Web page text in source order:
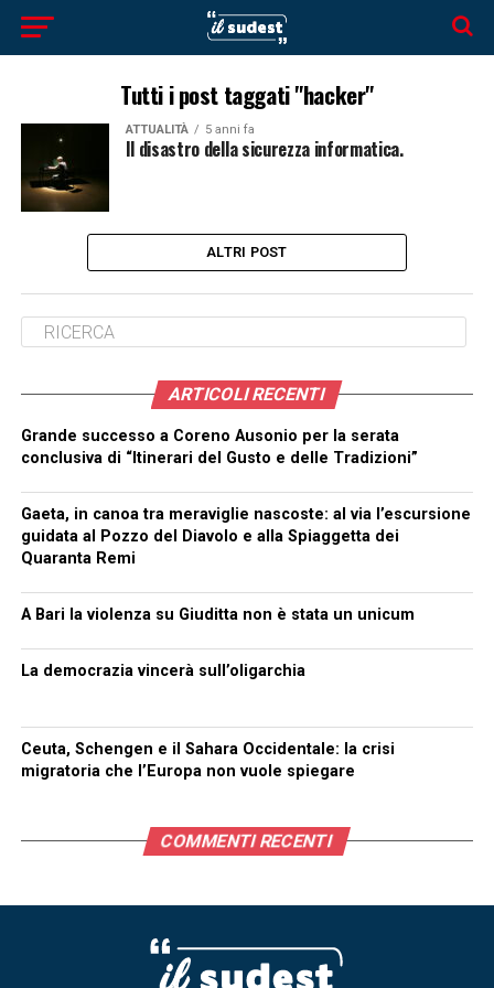
Tutti i post taggati "hacker"
ATTUALITÀ 5 anni fa
Il disastro della sicurezza informatica.
ALTRI POST
ARTICOLI RECENTI
Grande successo a Coreno Ausonio per la serata
conclusiva di “Itinerari del Gusto e delle Tradizioni”
Gaeta, in canoa tra meraviglie nascoste: al via l’escursione
guidata al Pozzo del Diavolo e alla Spiaggetta dei
Quaranta Remi
A Bari la violenza su Giuditta non è stata un unicum
La democrazia vincerà sull’oligarchia
Ceuta, Schengen e il Sahara Occidentale: la crisi
migratoria che l’Europa non vuole spiegare
COMMENTI RECENTI